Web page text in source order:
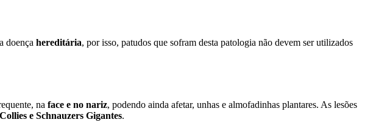
doença hereditária, por isso, patudos que sofram desta patologia não devem ser utilizados
na face e no nariz, podendo ainda afetar, unhas e almofadinhas plantares. As lesões
e Schnauzers Gigantes.